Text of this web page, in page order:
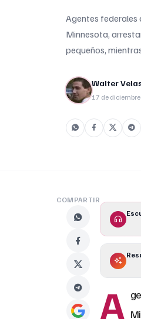
Agentes federales
Minnesota,
pequeños,
Walter
17 de
COMPARTIR
A